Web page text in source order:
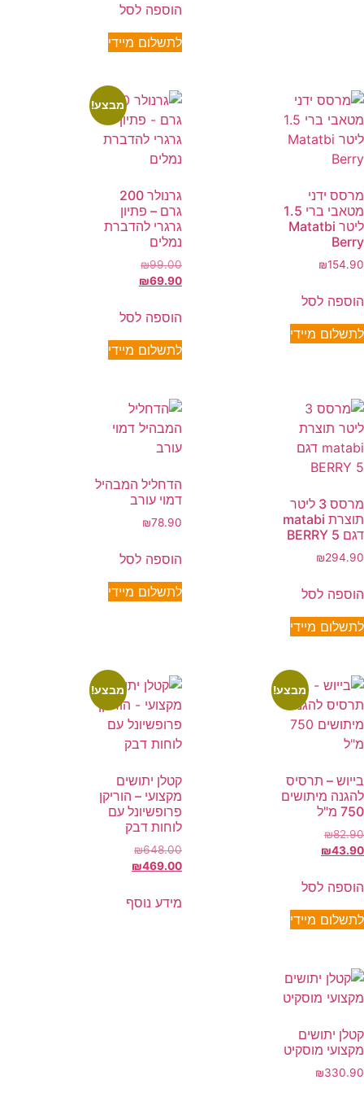
הוספה לסל
לתשלום מיידי
מרסס ידני
מטאבי ברי 1.5
ליטר Matatbi
Berry
₪154.90
הוספה לסל
לתשלום מיידי
מבצע!
גרנולר 200
גרם – פתיון
גרגרי להדברת
נמלים
₪99.00
₪69.90
הוספה לסל
לתשלום מיידי
מרסס 3 ליטר
תוצרת matabi
דגם BERRY 5
₪294.90
הוספה לסל
לתשלום מיידי
הדחליל המבהיל
דמוי עורב
₪78.90
הוספה לסל
לתשלום מיידי
מבצע!
בייוש – תרסיס
להגנה מיתושים
750 מ"ל
₪82.90
₪43.90
הוספה לסל
לתשלום מיידי
מבצע!
קטלן יתושים
מקצועי – הוריקן
פרופשיונל עם
לוחות דבק
₪648.00
₪469.00
מידע נוסף
קטלן יתושים
מקצועי מוסקיט
₪330.90